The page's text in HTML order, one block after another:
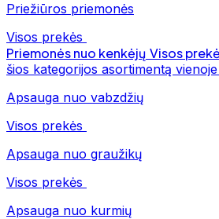
Priežiūros priemonės
Visos prekės
Priemonės nuo kenkėjų Visos
šios kategorijos asortimentą
Apsauga nuo vabzdžių
Visos prekės
Apsauga nuo graužikų
Visos prekės
Apsauga nuo kurmių